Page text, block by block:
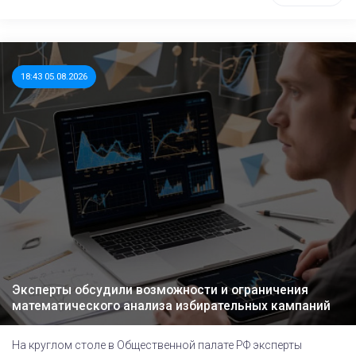
18:43 05.08.2026
Эксперты обсудили возможности и ограничения
математического анализа избирательных кампаний
На круглом столе в Общественной палате РФ эксперты